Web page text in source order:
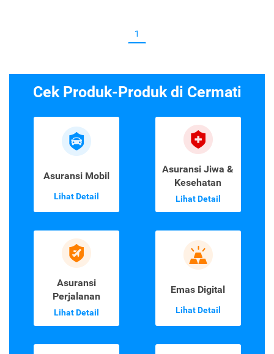
1
Cek Produk-Produk di Cermati
Asuransi Mobil
Lihat Detail
Asuransi Jiwa &
Kesehatan
Lihat Detail
Asuransi
Perjalanan
Lihat Detail
Emas Digital
Lihat Detail